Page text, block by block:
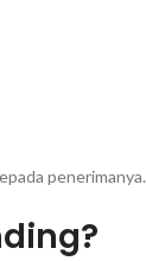
penerimanya.